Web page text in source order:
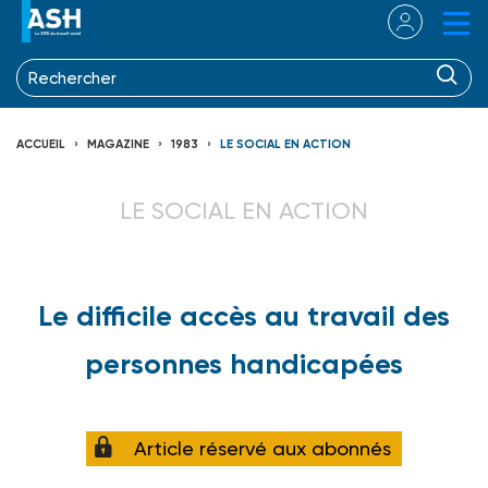
ACCUEIL MAGAZINE 1983 LE SOCIAL EN ACTION
LE SOCIAL EN ACTION
Le difficile accès au travail des
personnes handicapées
Article réservé aux abonnés